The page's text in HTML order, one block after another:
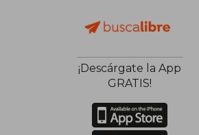
¡Descárgate la App
GRATIS!